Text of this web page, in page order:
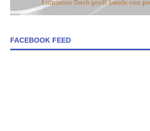
FACEBOOK FEED